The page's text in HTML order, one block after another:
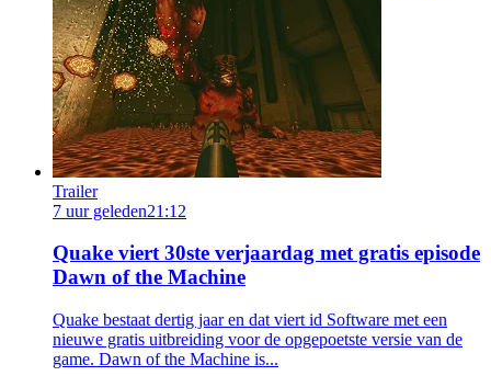
Trailer
7 uur geleden21:12
Quake viert 30ste verjaardag met gratis episode
Dawn of the Machine
Quake bestaat dertig jaar en dat viert id Software met een
nieuwe gratis uitbreiding voor de opgepoetste versie van de
game. Dawn of the Machine is...